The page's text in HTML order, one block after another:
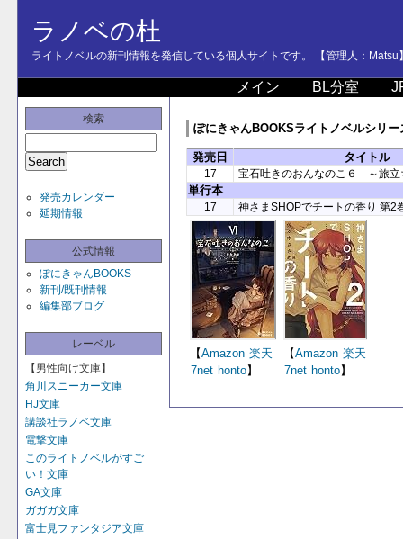
ラノベの杜
ライトノベルの新刊情報を発信している個人サイトです。 【管理人：Matsu
メイン BL分室
検索
発売カレンダー
延期情報
公式情報
ぽにきゃんBOOKS
新刊/既刊情報
編集部ブログ
レーベル
【男性向け文庫】
角川スニーカー文庫
HJ文庫
講談社ラノベ文庫
電撃文庫
このライトノベルがすご
い！文庫
GA文庫
ガガガ文庫
富士見ファンタジア文庫
ぽにきゃんBOOKSライトノベルシリー
発売日 タイトル
17 宝石吐きのおんなのこ６ ～旅立
単行本
17 神さまSHOPでチートの香り 第2
【Amazon 楽天
7net honto】
【Amazon 楽天
7net honto】